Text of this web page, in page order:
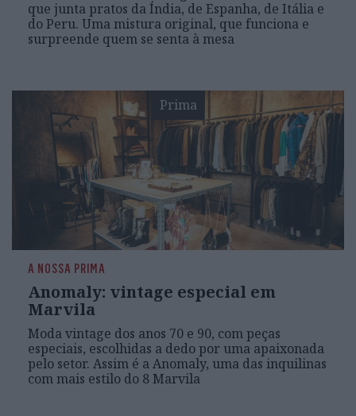
que junta pratos da Índia, de Espanha, de Itália e
do Peru. Uma mistura original, que funciona e
surpreende quem se senta à mesa
Prima
A NOSSA PRIMA
Anomaly: vintage especial em
Marvila
Moda vintage dos anos 70 e 90, com peças
especiais, escolhidas a dedo por uma apaixonada
pelo setor. Assim é a Anomaly, uma das inquilinas
com mais estilo do 8 Marvila